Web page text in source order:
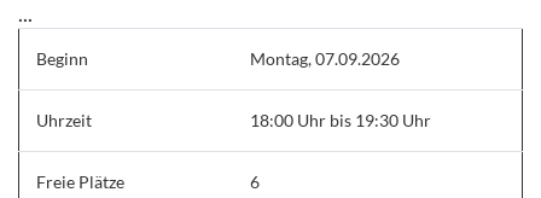
...
Beginn Montag, 07.09.2026
Uhrzeit 18:00 Uhr bis 19:30 Uhr
Freie Plätze 6